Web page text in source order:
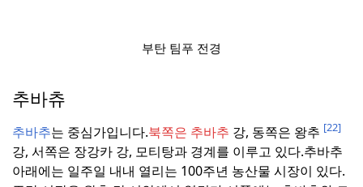
부탄 팀푸 전경
추바츄
추바추는 중심가입니다.북쪽은 추바추 강, 동쪽은 왕추 [22]
강, 서쪽은 장강카 강, 모티탕과 경계를 이루고 있다.추바추
아래에는 일주일 내내 열리는 100주년 농산물 시장이 있다.